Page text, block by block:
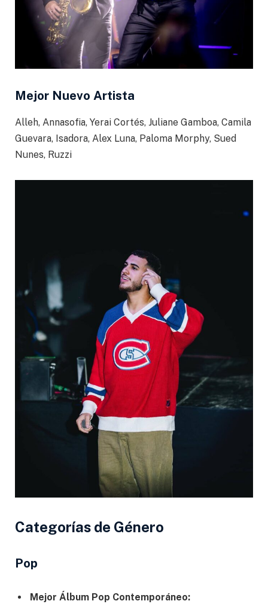
Mejor Nuevo Artista
Alleh, Annasofia, Yerai Cortés, Juliane Gamboa, Camila
Guevara, Isadora, Alex Luna, Paloma Morphy, Sued
Nunes, Ruzzi
Categorías de Género
Pop
Mejor Álbum Pop Contemporáneo: